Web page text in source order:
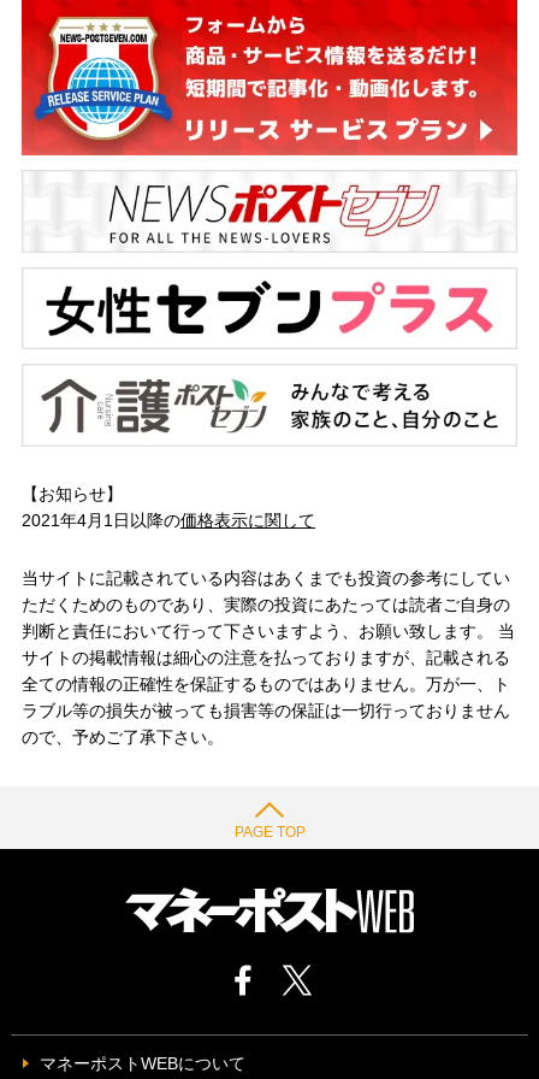
【お知らせ】
2021年4月1日以降の価格表示に関して
当サイトに記載されている内容はあくまでも投資の参考にしてい
ただくためのものであり、実際の投資にあたっては読者ご自身の
判断と責任において行って下さいますよう、お願い致します。 当
サイトの掲載情報は細心の注意を払っておりますが、記載される
全ての情報の正確性を保証するものではありません。万が一、ト
ラブル等の損失が被っても損害等の保証は一切行っておりません
ので、予めご了承下さい。
PAGE TOP
マネーポストWEBについて